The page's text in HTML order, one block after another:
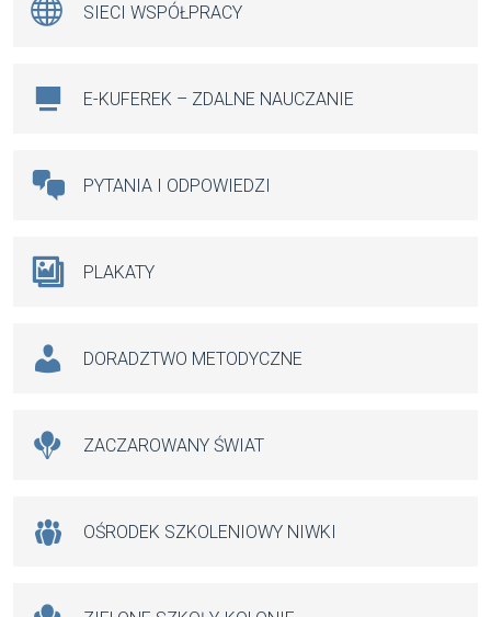
SIECI WSPÓŁPRACY
E-KUFEREK – ZDALNE NAUCZANIE
PYTANIA I ODPOWIEDZI
PLAKATY
DORADZTWO METODYCZNE
ZACZAROWANY ŚWIAT
OŚRODEK SZKOLENIOWY NIWKI